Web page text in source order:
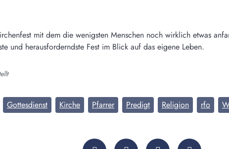
mit dem die wenigsten Menschen noch wirklich etwas
und herausforderndste Fest im Blick auf das eigene Leben.
Gottesdienst Kirche Pfarrer Predigt Religion rfo